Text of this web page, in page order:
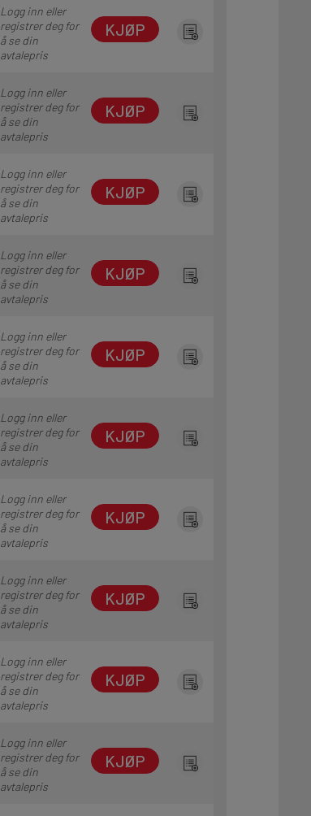
Logg inn eller
registrer deg for
å se din
avtalepris
KJØP
Logg inn eller
registrer deg for
å se din
avtalepris
KJØP
Logg inn eller
registrer deg for
å se din
avtalepris
KJØP
Logg inn eller
registrer deg for
å se din
avtalepris
KJØP
Logg inn eller
registrer deg for
å se din
avtalepris
KJØP
Logg inn eller
registrer deg for
å se din
avtalepris
KJØP
Logg inn eller
registrer deg for
å se din
avtalepris
KJØP
Logg inn eller
registrer deg for
å se din
avtalepris
KJØP
Logg inn eller
registrer deg for
å se din
avtalepris
KJØP
Logg inn eller
registrer deg for
å se din
avtalepris
KJØP